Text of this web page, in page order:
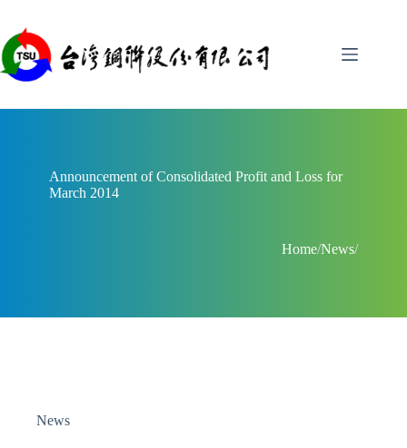
content
Announcement of Consolidated Profit and Loss for
March 2014
Home/News/
News